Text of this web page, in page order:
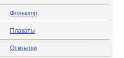
Фольклор
Плакаты
Открытки